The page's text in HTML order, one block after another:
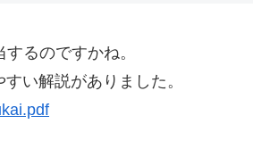
るのですかね。
い解説がありました。